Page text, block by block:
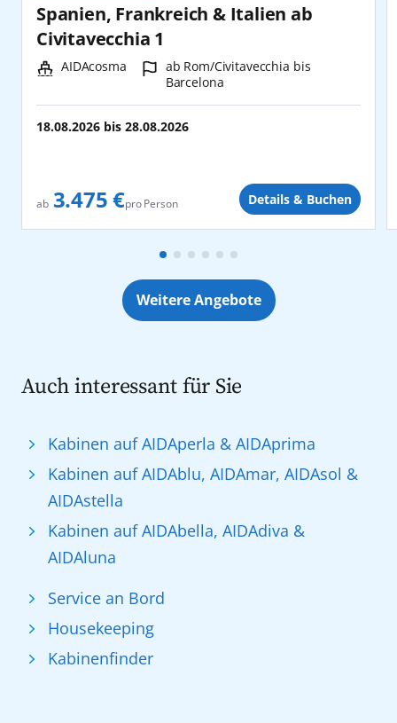
Spanien, Frankreich & Italien ab
Civitavecchia 1
Schiff:
AIDAcosma Hafen:
ab Rom/Civitavecchia bis
Barcelona
18.08.2026 bis 28.08.2026
ab 3.475 €pro Person Details & Buchen
Weitere Angebote
Auch interessant für Sie
Kabinen auf AIDAperla & AIDAprima
Kabinen auf AIDAblu, AIDAmar, AIDAsol &
AIDAstella
Kabinen auf AIDAbella, AIDAdiva &
AIDAluna
Service an Bord
Housekeeping
Kabinenfinder